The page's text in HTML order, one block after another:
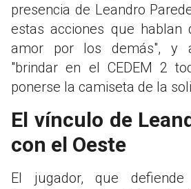
presencia de Leandro
estas acciones que
amor por los demás", y
"brindar en el CEDEM 2
ponerse la camiseta de la
El vínculo de
con el Oeste
El jugador, que